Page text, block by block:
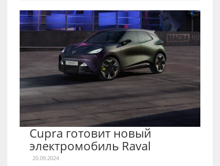
Cupra готовит новый
электромобиль Raval
20.09.2024